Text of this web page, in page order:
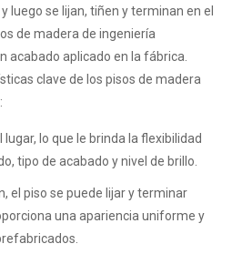
luego se lijan, tiñen y terminan en el
de madera de ingeniería
acabado aplicado en la fábrica.
clave de los pisos de madera
lo que le brinda la flexibilidad
tipo de acabado y nivel de brillo.
el piso se puede lijar y terminar
una apariencia uniforme y